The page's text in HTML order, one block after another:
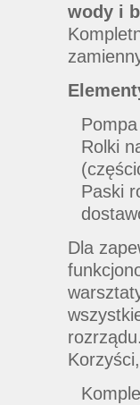
wody i
Rolki
Paski
Dla